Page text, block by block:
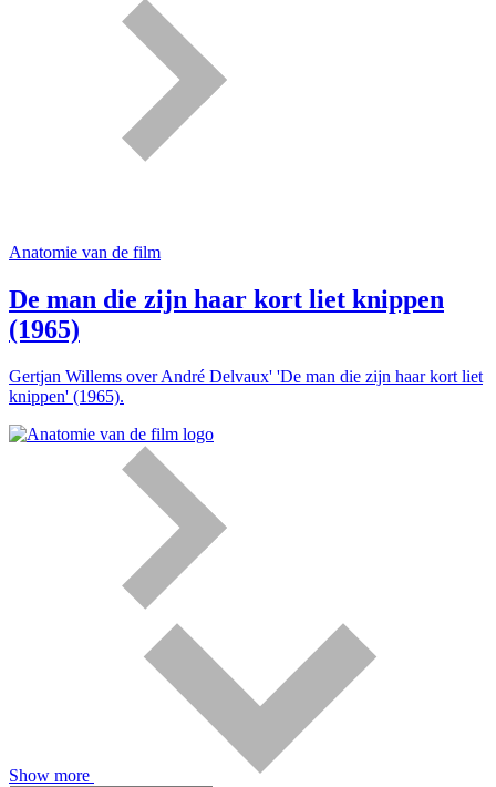
Anatomie van de film
De man die zijn haar kort liet knippen
(1965)
Gertjan Willems over André Delvaux' 'De man die zijn haar kort liet
knippen' (1965).
Show more